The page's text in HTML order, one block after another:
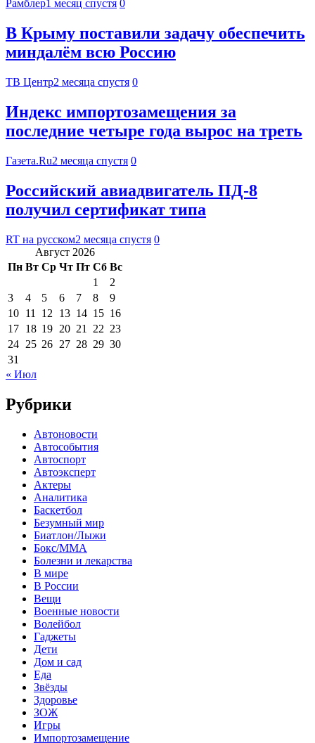
Рамблер1 месяц спустя 0
В Крыму поставили задачу обеспечить
миндалём всю Россию
ТВ Центр2 месяца спустя 0
Индекс импортозамещения за
последние четыре года вырос на треть
Газета.Ru2 месяца спустя 0
Российский авиадвигатель ПД-8
получил сертификат типа
RT на русском2 месяца спустя 0
Август 2026
Пн Вт Ср Чт Пт Сб Вс
1
2
3
4 5 6 7 8
9
10 11 12 13 14 15 16
17 18 19 20 21 22 23
24 25 26 27 28 29 30
31
« Июл
Рубрики
Автоновости
Автособытия
Автоспорт
Автоэксперт
Актеры
Аналитика
Баскетбол
Безумный мир
Биатлон/Лыжи
Бокс/MMA
Болезни и лекарства
В мире
В России
Вещи
Военные новости
Волейбол
Гаджеты
Дети
Дом и сад
Еда
Звёзды
Здоровье
ЗОЖ
Игры
Импортозамещение